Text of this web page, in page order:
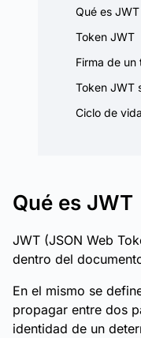
Qué es JWT
Token JWT
Firma de
Token JWT
Ciclo de
Qué es JWT
JWT (JSON Web
dentro del
En el mismo se
propagar entre dos
identidad de un